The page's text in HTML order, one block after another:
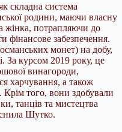
складна система
родини, маючи власну
жінка, потрапляючи до
фінансове забезпечення.
монет) на добу,
За курсом 2019 року, це
винагороди,
харчування, а також
Крім того, вони здобували
танців та мистецтва
Шутко.